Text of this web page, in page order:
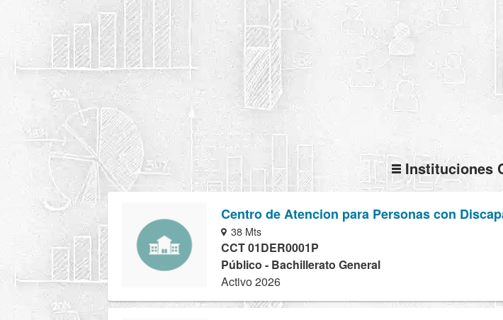
Instituciones
Centro de Atencion para Personas con
38 Mts
CCT 01DER0001P
Público - Bachillerato General
Activo 2026